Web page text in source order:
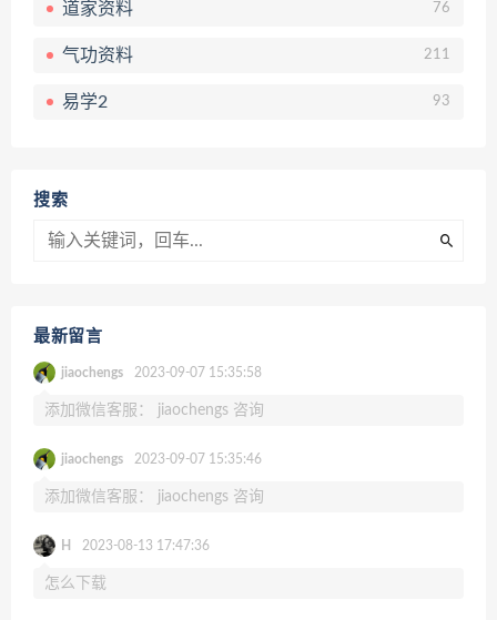
道家资料 76
气功资料 211
易学2 93
搜索
最新留言
jiaochengs 2023-09-07 15:35:58
添加微信客服： jiaochengs 咨询
jiaochengs 2023-09-07 15:35:46
添加微信客服： jiaochengs 咨询
H 2023-08-13 17:47:36
怎么下载